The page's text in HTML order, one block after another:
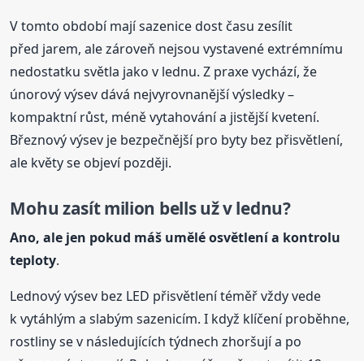
V tomto období mají sazenice dost času zesílit
před jarem, ale zároveň nejsou vystavené extrémnímu
nedostatku světla jako v lednu. Z praxe vychází, že
únorový výsev dává nejvyrovnanější výsledky –
kompaktní růst, méně vytahování a jistější kvetení.
Březnový výsev je bezpečnější pro byty bez přisvětlení,
ale květy se objeví později.
Mohu zasít milion bellsuž v lednu?
Ano, ale jen pokud máš umělé osvětlení a kontrolu
teploty.
Lednový výsev bez LED přisvětlení téměř vždy vede
k vytáhlým a slabým sazenicím. I když klíčení proběhne,
rostliny se v následujících týdnech zhoršují a po